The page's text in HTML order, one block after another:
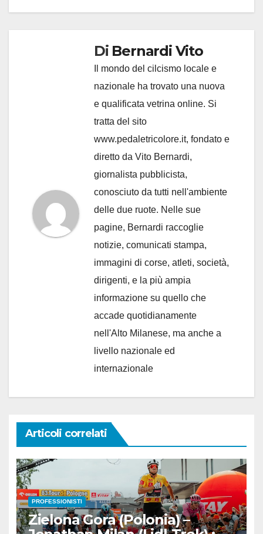
Di Bernardi Vito
Il mondo del cilcismo locale e
nazionale ha trovato una nuova
e qualificata vetrina online. Si
tratta del sito
www.pedaletricolore.it, fondato e
diretto da Vito Bernardi,
giornalista pubblicista,
conosciuto da tutti nell'ambiente
delle due ruote. Nelle sue
pagine, Bernardi raccoglie
notizie, comunicati stampa,
immagini di corse, atleti, società,
dirigenti, e la più ampia
informazione su quello che
accade quotidianamente
nell'Alto Milanese, ma anche a
livello nazionale ed
internazionale
Articoli correlati
PROFESSIONISTI
Zielona Gora (Polonia) –